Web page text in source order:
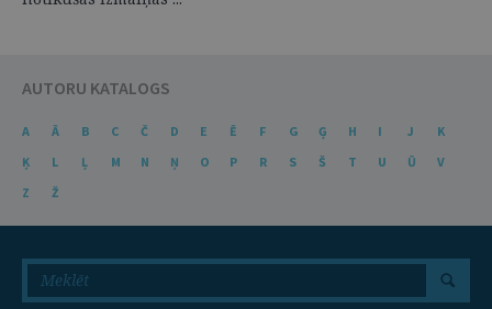
AUTORU KATALOGS
A Ā B C Č D E Ē F G Ģ H I J
K
Ķ
L Ļ M N Ņ O P R S Š T U Ū
V
Z
Ž